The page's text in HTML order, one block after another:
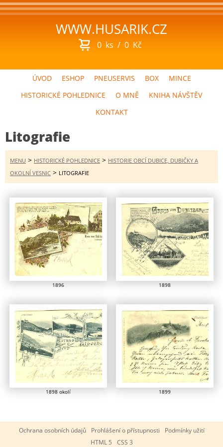
WWW.HUSARIK.CZ
0 ks / 0 Kč
ÚVOD ESHOP PNEUSERVIS BOX
MINCE
HISTORICKÉ POHLEDNICE
O MNĚ
KNIHA NÁVŠTĚV
KONTAKT
Litografie
MENU > HISTORICKÉ POHLEDNICE > HISTORIE OBCÍ DUBICE, DUBIČKY A
OKOLNÍ VESNIC > LITOGRAFIE
1896 1898
1898 okolí 1899
Ochrana osobních údajů Prohlášení o přístupnosti
Podmínky užití
HTML 5
CSS 3